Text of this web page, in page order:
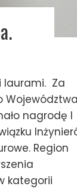
laurami. Za
Województwa
nagrodę I
Region
kategorii